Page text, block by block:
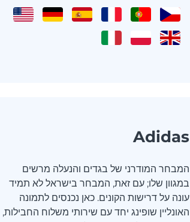
Adidas
המבחר המודרני של בגדים והנעלה מרשים
במגוון שלו; עם זאת, המבחר בישראל לא תמיד
עונה על דרישות הקונים. כאן נכנסים לתמונה
האונליין שופינג יחד עם שירותי משלוח החבילות,